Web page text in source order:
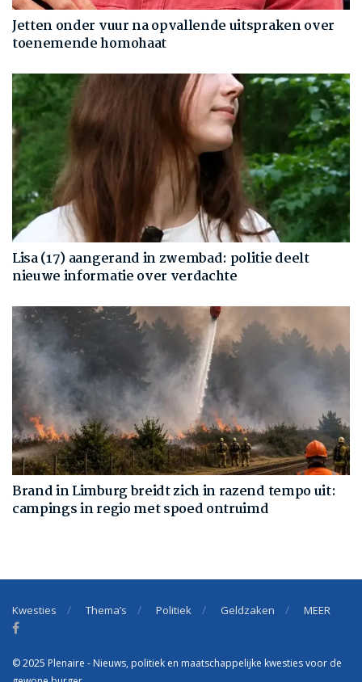
Jetten onder vuur na opvallende uitspraken over
toenemende homohaat
Lisa (17) aangerand in zwembad: politie deelt
nieuwe informatie over verdachte
Brand in Limburg breidt zich in razend tempo uit:
campings in regio met spoed ontruimd
Kwesties Thema’s Politiek Geldzaken MEER
© 2025 Plenaire - Nieuws, politiek en maatschappelijke kwesties voor de